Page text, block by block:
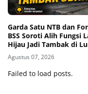
Garda Satu NTB dan
BSS Soroti Alih Fungsi
Hijau Jadi Tambak di
Agustus 07, 2026
Failed to load posts.